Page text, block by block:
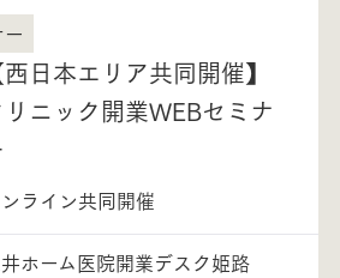
西日本エリア共同開催】
リニック開業WEBセミナ
ライン共同開催
ホーム医院開業デスク姫路